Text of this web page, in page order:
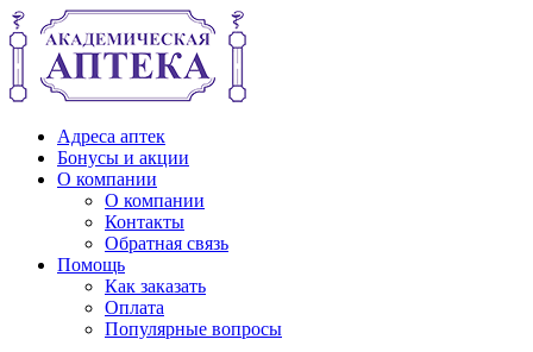
Адреса аптек
Бонусы и акции
О компании
О компании
Контакты
Обратная связь
Помощь
Как заказать
Оплата
Популярные вопросы